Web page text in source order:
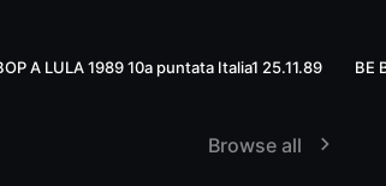
54:54
A LULA 1989 10a puntata Italia1 25.11.89 BE
Browse all